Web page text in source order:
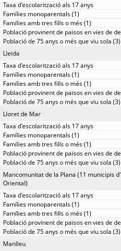
Lleida
Lloret de Mar
Mancomunitat de la Plana (11 municipis
Oriental)
Manlleu